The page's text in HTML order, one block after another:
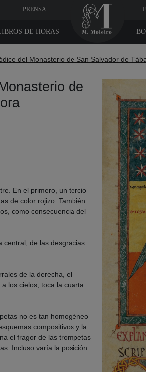
PRENSA
DE HORAS
del Monasterio de San Salvador de
de
En el primero, un tercio
de color rojizo. También
como consecuencia del
central, de las desgracias
de la derecha, el
los cielos, toca la cuarta
no es tan homogéneo
compositivos y la
el fragor de las trompetas
Incluso varía la posición